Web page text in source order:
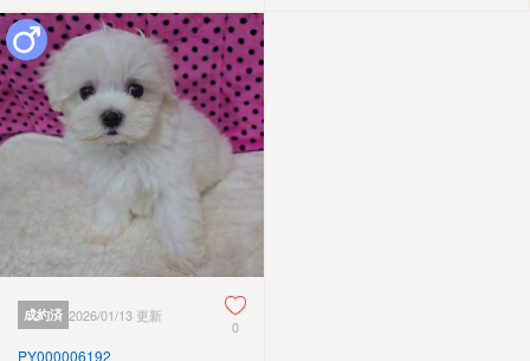
成約済 2026/01/13 更新
0
PY000006192